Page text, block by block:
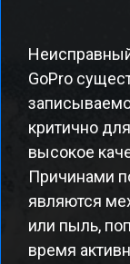
GoPro
критично
высокое
Причинами
являются
или пыль,
время